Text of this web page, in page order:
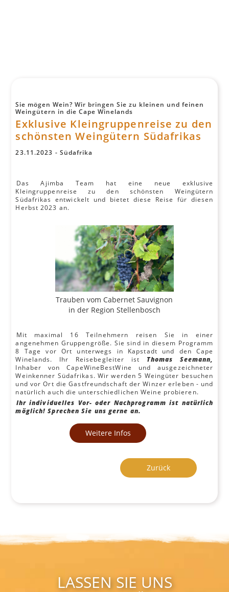
Sie mögen Wein? Wir bringen Sie zu kleinen und feinen
Weingütern in die Cape Winelands
Exklusive Kleingruppenreise zu den
schönsten Weingütern Südafrikas
23.11 .2023 - Südafrika
Das Ajimba Team hat eine neue exklusive
Kleingruppenreise zu den schönsten Weingütern
Südafrikas entwickelt und bietet diese Reise für diesen
Herbst 2023 an.
Trauben vom Cabernet Sauvignon
in der Region Stellenbosch
Mit maximal 16 Teilnehmern reisen Sie in einer
angenehmen Gruppengröße. Sie sind in diesem Programm
8 Tage vor Ort unterwegs in Kapstadt und den Cape
Winelands. Ihr Reisebegleiter ist Thomas Seemann,
Inhaber von CapeWineBestWine und ausgezeichneter
Weinkenner Südafrikas. Wir werden 5 Weingüter besuchen
und vor Ort die Gastfreundschaft der Winzer erleben - und
natürlich auch die unterschiedlichen Weine probieren.
Ihr individuelles Vor- oder Nachprogramm ist natürlich
möglich! Sprechen Sie uns gerne an.
Weitere Infos
Zurück
LASSEN SIE UNS